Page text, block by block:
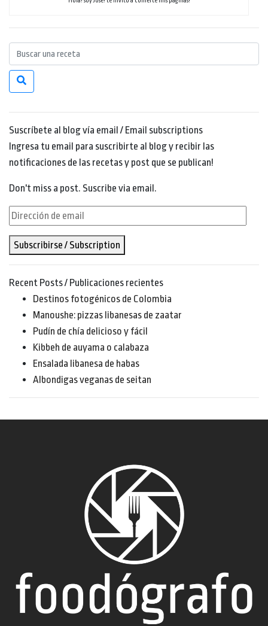
Suscríbete al blog vía email / Email subscriptions
Ingresa tu email para suscribirte al blog y recibir las
notificaciones de las recetas y post que se publican!
Don't miss a post. Suscribe via email.
Dirección
email
Subscribirse / Subscription
Recent Posts / Publicaciones recientes
Destinos fotogénicos de Colombia
Manoushe: pizzas libanesas de zaatar
Pudín de chía delicioso y fácil
Kibbeh de auyama o calabaza
Ensalada libanesa de habas
Albondigas veganas de seitan